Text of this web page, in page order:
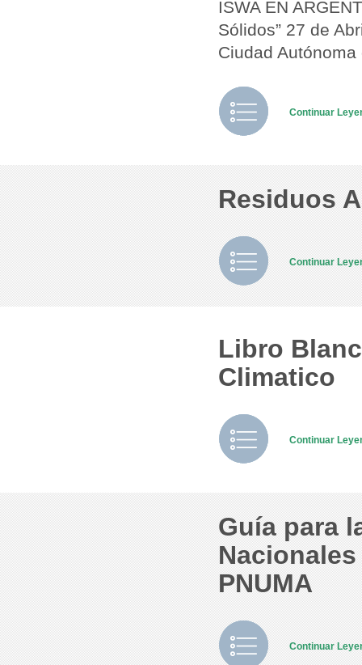
ISWA EN
Sólidos” 27 de
Ciudad
Continuar
Residuos
Continuar
Libro
Climatico
Continuar
Guía para
PNUMA
Continuar